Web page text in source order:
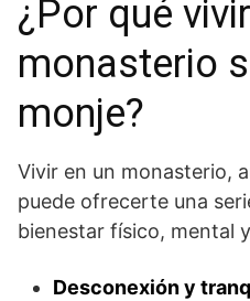
¿Por qué
monasterio
monje?
Vivir en un monasterio,
puede ofrecerte una
bienestar físico, mental
Desconexión y